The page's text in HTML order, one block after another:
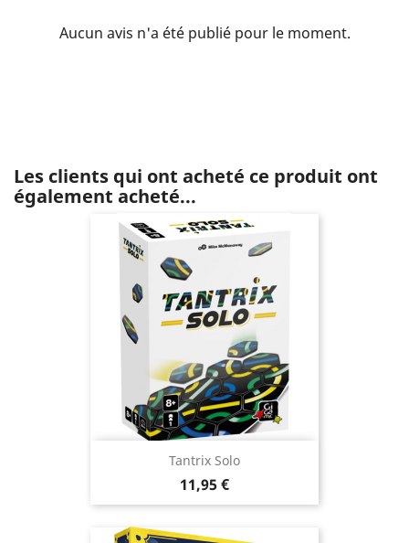
Aucun avis n'a été publié pour le moment.
Les clients qui ont acheté ce produit ont
également acheté...
Tantrix Solo
Prix
11,95 €